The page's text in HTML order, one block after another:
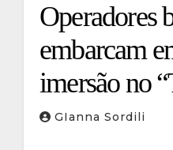
Operadores
embarcam
imersão no
Raízes” na
GIanna Sordili